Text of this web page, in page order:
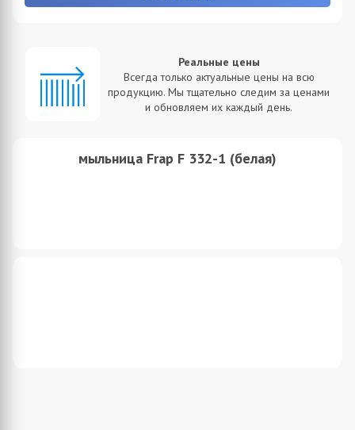
Реальные цены
Всегда только актуальные цены на всю
продукцию. Мы тщательно следим за ценами
и обновляем их каждый день.
мыльница Frap F 332-1 (белая)